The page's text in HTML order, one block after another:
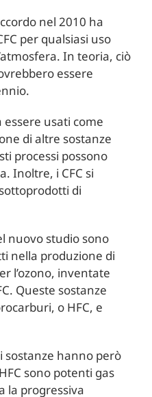
nel 2010 ha
per qualsiasi uso
In teoria, ciò
essere
essere usati come
di altre sostanze
processi possono
Inoltre, i CFC si
di
nuovo studio sono
nella produzione di
l’ozono, inventate
Queste sostanze
o HFC, e
sostanze hanno però
sono potenti gas
la progressiva